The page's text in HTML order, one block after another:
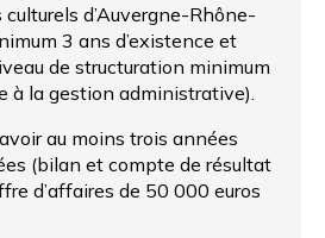
d’Auvergne-Rhône-
3 ans d’existence et
de structuration minimum
à la gestion administrative).
au moins trois années
(bilan et compte de résultat
d’affaires de 50 000 euros